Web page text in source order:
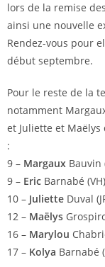
lors de la remise
ainsi une nouvelle
Rendez-vous pour
début septembre.
Pour le reste de la
notamment
et Juliette et
:
9 – Margaux Bauvin
9 – Eric Barnabé (VH)
10 – Juliette Duval
12 – Maëlys
16 – Marylou
17 – Kolya Barnabé